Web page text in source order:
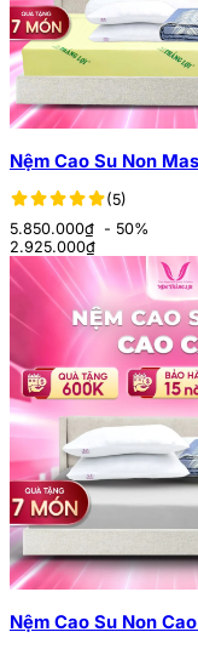
Nệm Cao Su Non
(5)
5.850.000₫ - 50%
2.925.000₫
Nệm Cao Su Non